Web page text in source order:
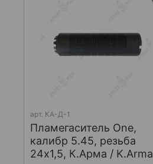
арт. КА-Д-1
Пламегаситель One,
калибр 5.45, резьба
24х1,5, К.Арма / K.Arma